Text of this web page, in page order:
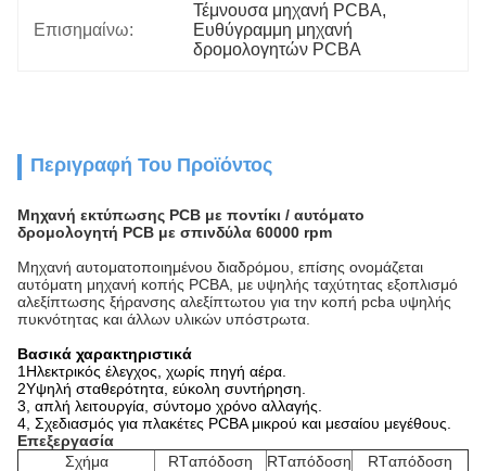
Επισημαίνω:
Τέμνουσα μηχανή PCBA,
Ευθύγραμμη μηχανή
δρομολογητών PCBA
Περιγραφή Του Προϊόντος
Μηχανή εκτύπωσης PCB με ποντίκι / αυτόματο
δρομολογητή PCB με σπινδύλα 60000 rpm
Μηχανή αυτοματοποιημένου διαδρόμου, επίσης ονομάζεται
αυτόματη μηχανή κοπής PCBA, με υψηλής ταχύτητας εξοπλισμό
αλεξίπτωσης ξήρανσης αλεξίπτωτου για την κοπή pcba υψηλής
πυκνότητας και άλλων υλικών υπόστρωτα.
Βασικά χαρακτηριστικά
1Ηλεκτρικός έλεγχος, χωρίς πηγή αέρα.
2Υψηλή σταθερότητα, εύκολη συντήρηση.
3, απλή λειτουργία, σύντομο χρόνο αλλαγής.
4, Σχεδιασμός για πλακέτες PCBA μικρού και μεσαίου μεγέθους.
Επεξεργασία
Σχήμα
RTαπόδοση RTαπόδοση RTαπόδοση